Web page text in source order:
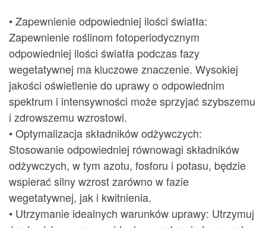
• Zapewnienie odpowiedniej ilości światła:
Zapewnienie roślinom fotoperiodycznym
odpowiedniej ilości światła podczas fazy
wegetatywnej ma kluczowe znaczenie. Wysokiej
jakości oświetlenie do uprawy o odpowiednim
spektrum i intensywności może sprzyjać szybszemu
i zdrowszemu wzrostowi.
• Optymalizacja składników odżywczych:
Stosowanie odpowiedniej równowagi składników
odżywczych, w tym azotu, fosforu i potasu, będzie
wspierać silny wzrost zarówno w fazie
wegetatywnej, jak i kwitnienia.
• Utrzymanie idealnych warunków uprawy: Utrzymuj